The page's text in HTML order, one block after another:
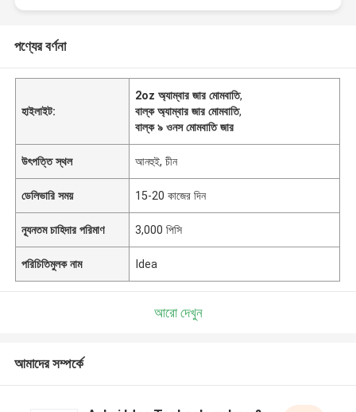
পণ্যের বর্ণনা
হাইলাইট:
2oz অ্যাম্বার জার মোমবাতি,
বাল্ক অ্যাম্বার জার মোমবাতি,
বাল্ক ৯ ওনস মোমবাতি জার
উৎপত্তি স্থল আনহুই, চীন
ডেলিভারি সময় 15-20 কাজের দিন
ন্যূনতম চাহিদার পরিমাণ 3,000 পিসি
পরিচিতিমুলক নাম Idea
আরো দেখুন
আমাদের সম্পর্কে